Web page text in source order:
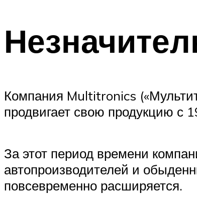
Компания Multitronics
продвигает свою продукцию с
За этот период времени
автопроизводителей и
повсевременно расширяется.